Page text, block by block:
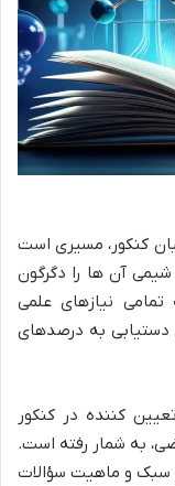
کنکور، مسیری است
آن ها را دگرگون
نیازهای علمی
دستیابی به درصدهای
کننده در کنکور
به شمار رفته است.
سبک و ماهیت سؤالات